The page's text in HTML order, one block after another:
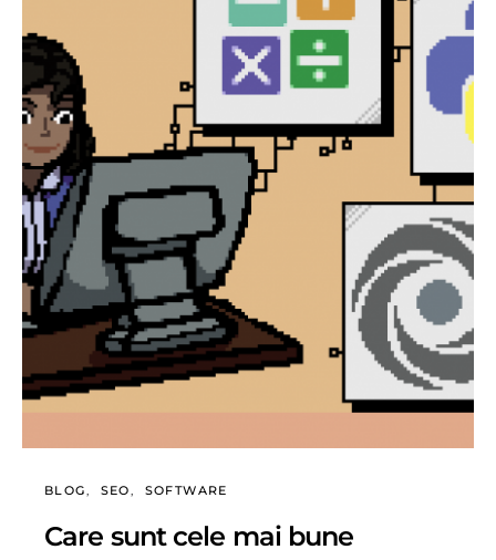
BLOG SEO SOFTWARE
Care sunt cele mai bune